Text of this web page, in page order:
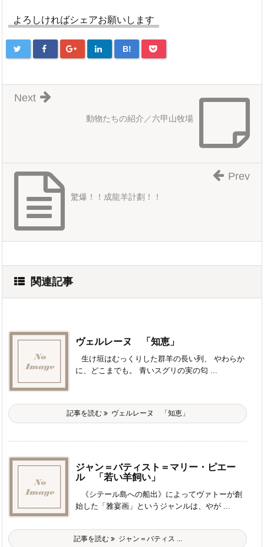
よろしければシェアお願いします
B!
動物たちの紹介／六甲山牧場
Next
驚爆！！成龍羊計劃！！
Prev
関連記事
ヴェルレーヌ 「知恵」
生け垣はむっくりした群羊の長い列、 やわらか
に、どこまでも。 青いスグリの実の匂 ...
記事を読む ヴェルレーヌ 「知恵」
ジャン＝バティスト＝マリー・ピエー
ル 「若い羊飼い」
《シテール島への船出》によってヴァトーが創
始した「雅宴画」というジャンルは、やが ...
記事を読む ジャン＝バティス ...